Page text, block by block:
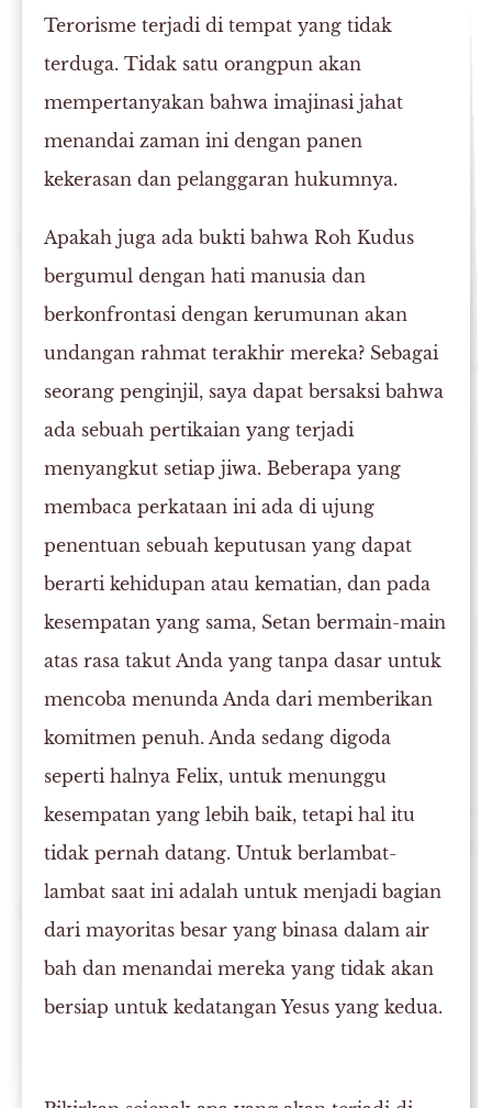
Terorisme terjadi di tempat yang tidak
terduga. Tidak satu orangpun akan
mempertanyakan bahwa imajinasi jahat
menandai zaman ini dengan panen
kekerasan dan pelanggaran hukumnya.
Apakah juga ada bukti bahwa Roh Kudus
bergumul dengan hati manusia dan
berkonfrontasi dengan kerumunan akan
undangan rahmat terakhir mereka? Sebagai
seorang penginjil, saya dapat bersaksi bahwa
ada sebuah pertikaian yang terjadi
menyangkut setiap jiwa. Beberapa yang
membaca perkataan ini ada di ujung
penentuan sebuah keputusan yang dapat
berarti kehidupan atau kematian, dan pada
kesempatan yang sama, Setan bermain-main
atas rasa takut Anda yang tanpa dasar untuk
mencoba menunda Anda dari memberikan
komitmen penuh. Anda sedang digoda
seperti halnya Felix, untuk menunggu
kesempatan yang lebih baik, tetapi hal itu
tidak pernah datang. Untuk berlambat-
lambat saat ini adalah untuk menjadi bagian
dari mayoritas besar yang binasa dalam air
bah dan menandai mereka yang tidak akan
bersiap untuk kedatangan Yesus yang kedua.